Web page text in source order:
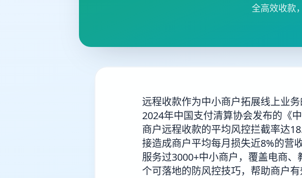
全高效收款
远程收款作为中小商户拓展线上业
2024年中国支付清算协会发布的《
商户远程收款的平均风控拦截率达
接造成商户平均每月损失近8%的营
服务过3000+中小商户，覆盖电商
个可落地的防风控技巧，帮助商户